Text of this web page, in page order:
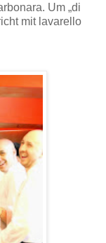
Um „di
mit lavarello